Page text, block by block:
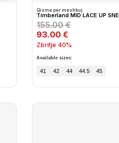
Qizme per meshkuj
Timberland MID LACE UP
155.00 €
93.00 €
Zbritje 40%
Available sizes:
41 42 44 44.5 45